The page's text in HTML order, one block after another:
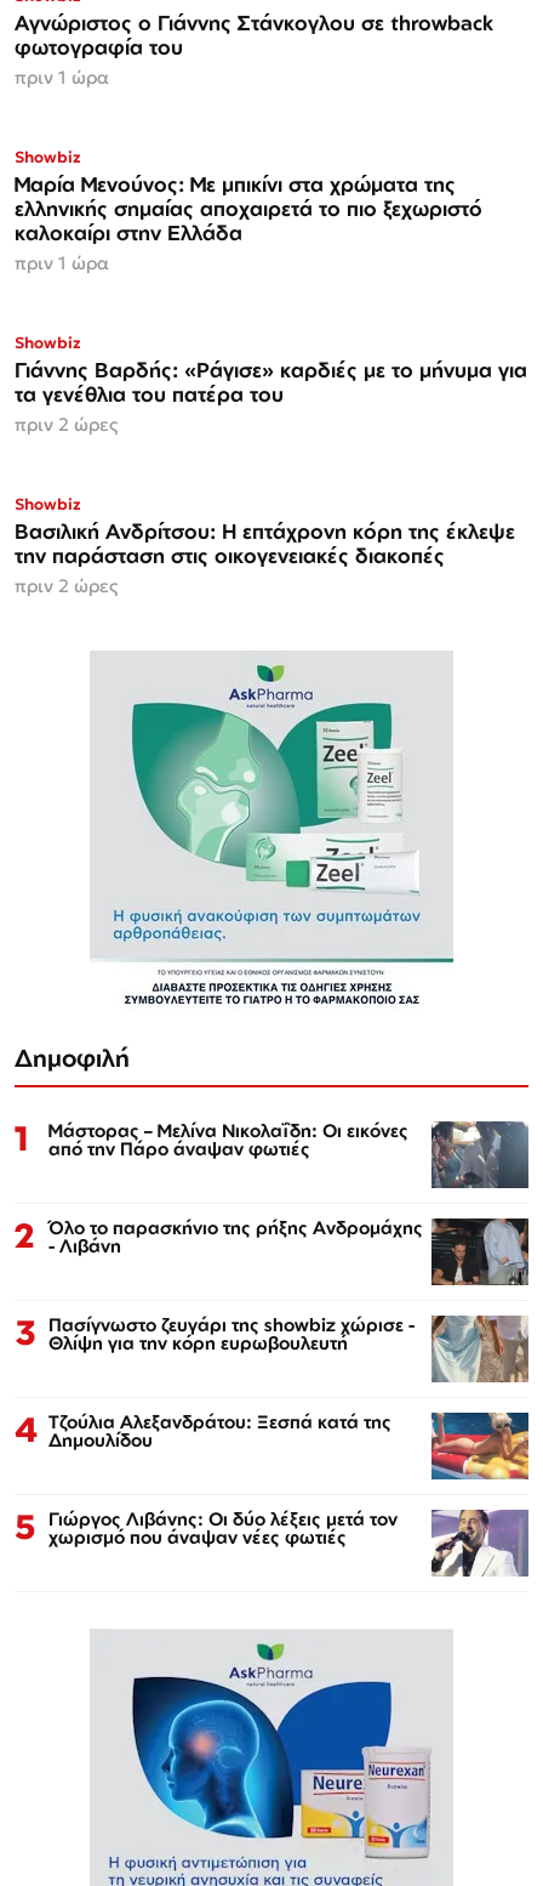
Αγνώριστος ο Γιάννης Στάνκογλου σε throwback
φωτογραφία του
πριν 1 ώρα
Showbiz
Μαρία Μενούνος: Με μπικίνι στα χρώματα της
ελληνικής σημαίας αποχαιρετά το πιο ξεχωριστό
καλοκαίρι στην Ελλάδα
πριν 1 ώρα
Showbiz
Γιάννης Βαρδής: «Ράγισε» καρδιές με το μήνυμα για
τα γενέθλια του πατέρα του
πριν 2 ώρες
Showbiz
Βασιλική Ανδρίτσου: Η επτάχρονη κόρη της έκλεψε
την παράσταση στις οικογενειακές διακοπές
πριν 2 ώρες
Δημοφιλή
1 Μάστορας – Μελίνα Νικολαΐδη: Οι εικόνες
από την Πάρο άναψαν φωτιές
2 Όλο το παρασκήνιο της ρήξης Ανδρομάχης
- Λιβάνη
3 Πασίγνωστο ζευγάρι της showbiz χώρισε -
Θλίψη για την κόρη ευρωβουλευτή
4 Τζούλια Αλεξανδράτου: Ξεσπά κατά της
Δημουλίδου
5 Γιώργος Λιβάνης: Οι δύο λέξεις μετά τον
χωρισμό που άναψαν νέες φωτιές